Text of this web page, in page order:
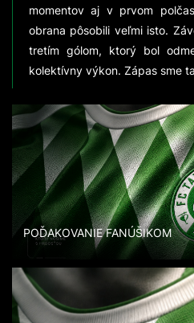
momentov aj v prvom
obrana pôsobili veľmi isto.
tretím gólom, ktorý bol
kolektívny výkon. Zápas sme
POĎAKOVANIE FANÚŠIKOM